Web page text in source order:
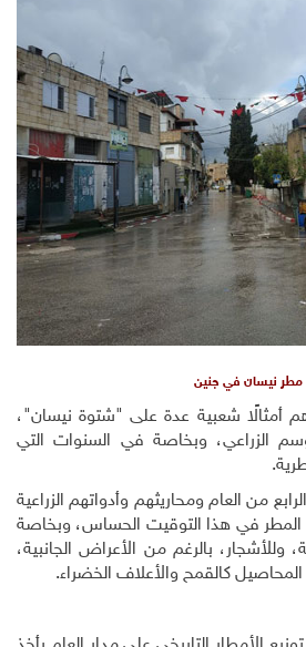
مطر نيسان في جنين
أمثالًا شعبية عدة على "شتوة نيسان"،
الزراعي، وبخاصة في السنوات التي
من العام ومحاريثهم وأدواتهم الزراعية
المطر في هذا التوقيت الحساس، وبخاصة
وللأشجار، بالرغم من الأعراض الجانبية،
كالقمح والأعلاف الخضراء.